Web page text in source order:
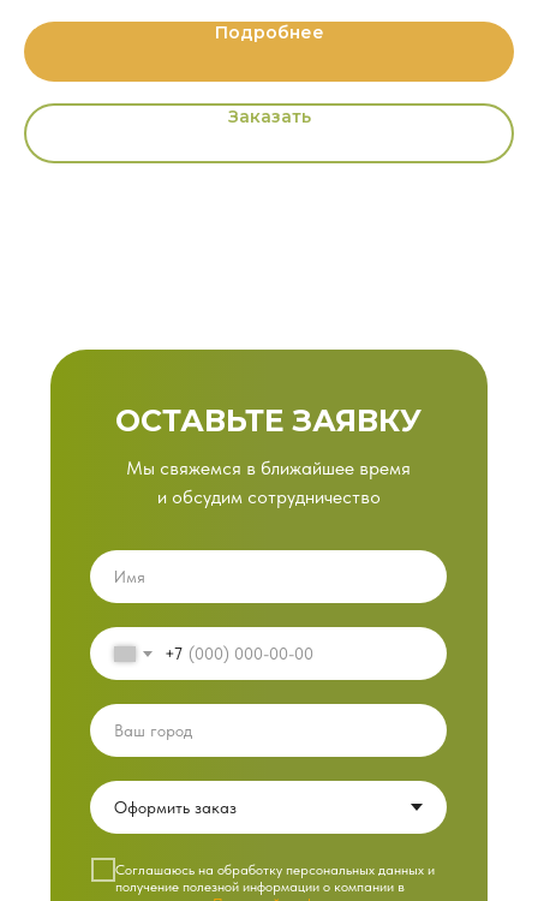
Подробнее
Заказать
ОСТАВЬТЕ ЗАЯВКУ
Мы свяжемся в ближайшее время
и обсудим сотрудничество
+7
Cоглашаюсь на обработку персональных данных и
получение полезной информации о компании в